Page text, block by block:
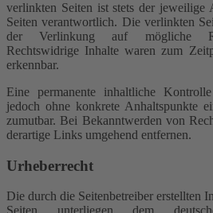
verlinkten Seiten ist stets der jeweilige
Seiten verantwortlich. Die verlinkten
der Verlinkung auf mögliche
Rechtswidrige Inhalte waren zum
erkennbar.
Eine permanente inhaltliche
jedoch ohne konkrete Anhaltspunkte
zumutbar. Bei Bekanntwerden von
derartige Links umgehend entfernen.
Urheberrecht
Die durch die Seitenbetreiber erstellten